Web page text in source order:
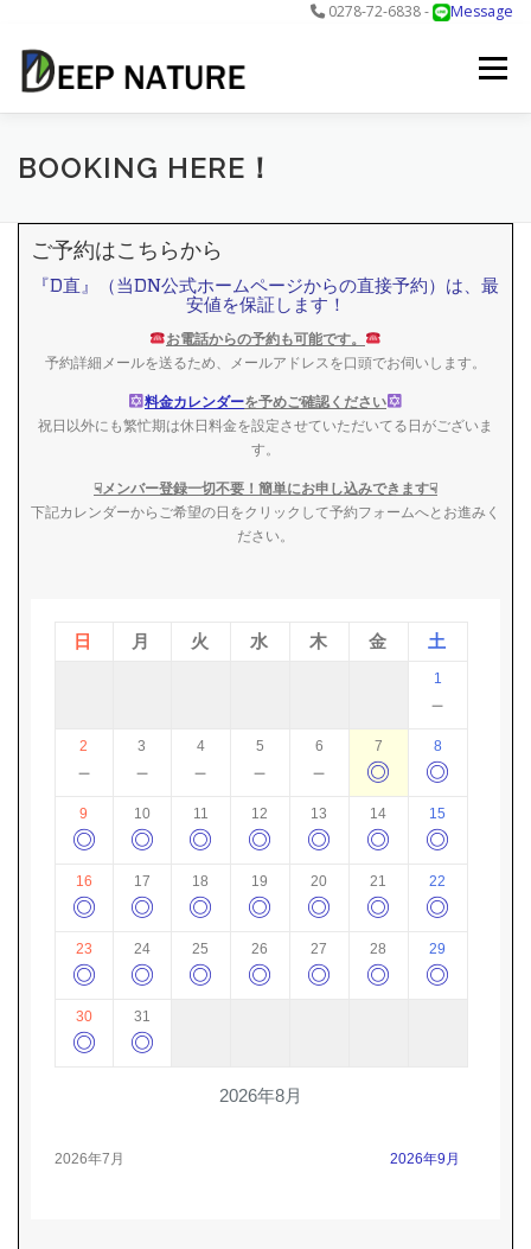
0278-72-6838 -
Message
メニュー
アクティビティ 料金
お問合せ 予約する＞
BOOKING HERE！
ご予約はこちらから
『D直』（当DN公式ホームページからの直接予約）は、最
安値を保証します！
お電話からの予約も可能です。
予約詳細メールを送るため、メールアドレスを口頭でお伺いします。
料金カレンダーを予めご確認ください
祝日以外にも繁忙期は休日料金を設定させていただいてる日がございま
す。
☟メンバー登録一切不要！簡単にお申し込みできます☟
下記カレンダーからご希望の日をクリックして予約フォームへとお進みく
ださい。
2026年8月
日 月 火 水 木 金 土
1
－
2
－
3
－
4
－
5
－
6
－
7
◎
8
◎
9
◎
10
◎
11
◎
12
◎
13
◎
14
◎
15
◎
16
◎
17
◎
18
◎
19
◎
20
◎
21
◎
22
◎
23
◎
24
◎
25
◎
26
◎
27
◎
28
◎
29
◎
30
◎
31
◎
2026年7月 2026年9月